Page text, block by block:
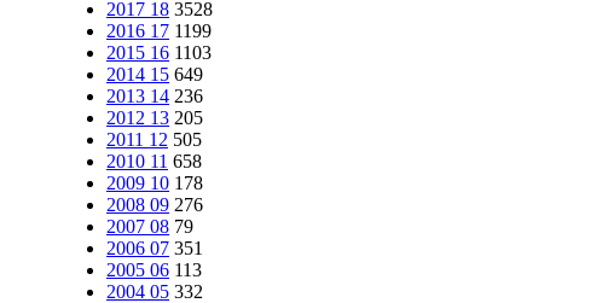
2017 18 3528
2016 17 1199
2015 16 1103
2014 15 649
2013 14 236
2012 13 205
2011 12 505
2010 11 658
2009 10 178
2008 09 276
2007 08 79
2006 07 351
2005 06 113
2004 05 332